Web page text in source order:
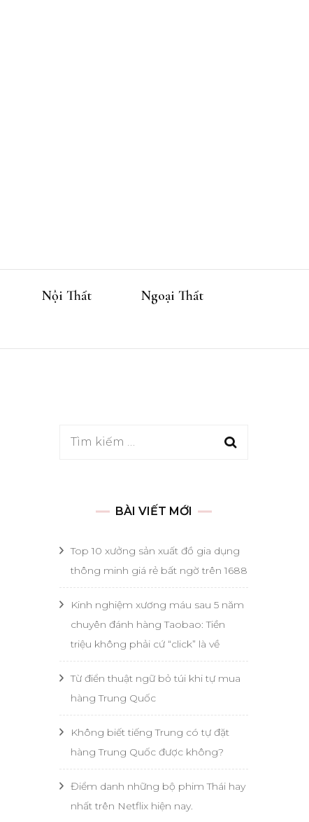
Nội Thất
Ngoại Thất
Tìm
BÀI VIẾT MỚI
Top 10 xưởng sản xuất đồ gia dụng
thông minh giá rẻ bất ngờ trên 1688
Kinh nghiệm xương máu sau 5 năm
chuyên đánh hàng Taobao: Tiền
triệu không phải cứ “click” là về
Từ điển thuật ngữ bỏ túi khi tự mua
hàng Trung Quốc
Không biết tiếng Trung có tự đặt
hàng Trung Quốc được không?
Điểm danh những bộ phim Thái hay
nhất trên Netflix hiện nay.